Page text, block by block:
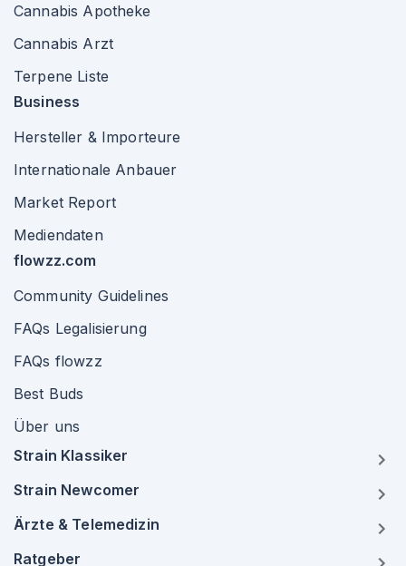
Cannabis Apotheke
Cannabis Arzt
Terpene Liste
Business
Hersteller & Importeure
Internationale Anbauer
Market Report
Mediendaten
flowzz.com
Community Guidelines
FAQs Legalisierung
FAQs flowzz
Best Buds
Über uns
Strain Klassiker
Strain Newcomer
Ärzte & Telemedizin
Ratgeber